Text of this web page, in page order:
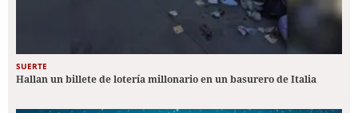
SUERTE
Hallan un billete de lotería millonario en un basurero de Italia